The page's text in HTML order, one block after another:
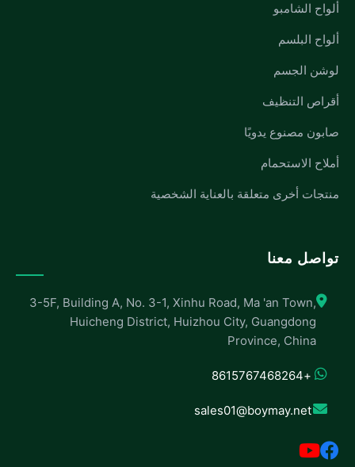
ألواح الشامبو
ألواح البلسم
لوشن الجسم
أقراص التنظيف
صابون مصنوع يدويًا
أملاح الاستحمام
منتجات أخرى متعلقة بالعناية الشخصية
تواصل معنا
3-5F, Building A, No. 3-1, Xinhu Road, Ma 'an Town,
Huicheng District, Huizhou City, Guangdong
Province, China
+8615767468264
sales01@boymay.net